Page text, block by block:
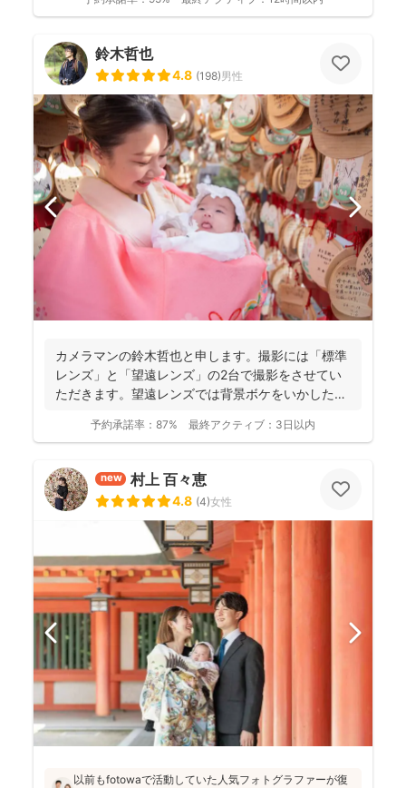
鈴木哲也
4.8 (198)男性
カメラマンの鈴木哲也と申します。撮影には「標準
レンズ」と「望遠レンズ」の2台で撮影をさせてい
ただきます。望遠レンズでは背景ボケをいかしたお
予約承諾率： 87% 最終アクティブ： 3日以内
new 村上 百々恵
4.8 (4)女性
以前もfotowaで活動していた人気フォトグラファーが復